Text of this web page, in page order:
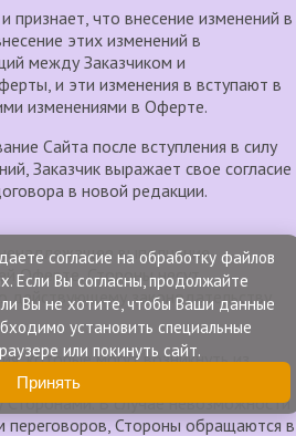
согласие на обработку файлов
Если Вы согласны, продолжайте
Вы не хотите, чтобы Ваши данные
установить специальные
или покинуть сайт.
Принять
признает, что внесение изменений в
этих изменений в
между Заказчиком и
и эти изменения в вступают в
изменениями в Оферте.
Сайта после вступления в силу
Заказчик выражает свое согласие
в новой редакции.
ненадлежащее выполнение
Оферте, Стороны несут
действующему законодательству
которые могут возникнуть из
с ней, должны разрешаться
Сторонами. В случае невозможности
переговоров, Стороны обращаются в